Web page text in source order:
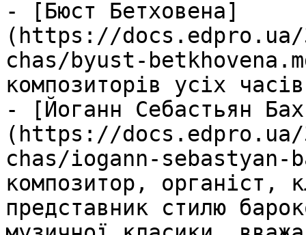
- [Бюст Бетховена]
(https://
chas/byust-
композиторів усіх часів
- [Йоганн Себастьян
(https://
chas/iogann-sebastyan-
композитор, органіст,
представник стилю